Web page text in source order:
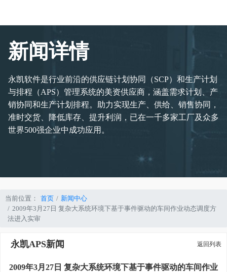
新闻详情
永凯软件是行业前沿的供应链计划协同（SCP）和生产计划
与排程（APS）管理系统的美资供应商，涵盖需求计划、产
销协同和生产计划排程。助力实现生产、供给、销售协同，
准时交货、降低库存、提升利润，已在一千多家工厂及众多
世界500强企业中成功应用。
当前位置： 首页
新闻中心
2009年3月27日 复杂大系统环境下基于事件驱动的车间作业动态调度方
法进入实审
永凯APS新闻 返回列表
2009年3月27日 复杂大系统环境下基于事件驱动的车间作业